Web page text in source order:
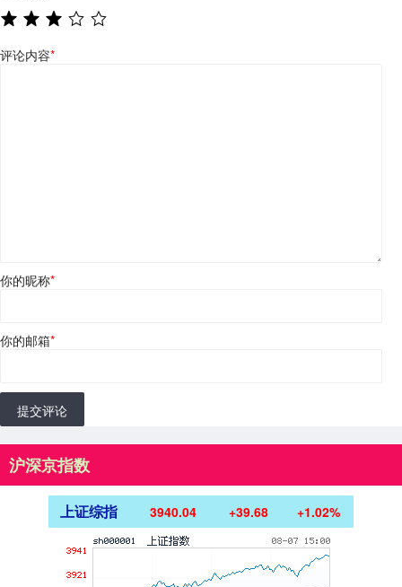
评论内容*
你的昵称*
你的邮箱*
提交评论
沪深京指数
上证综指 3940.04 +39.68 +1.02%